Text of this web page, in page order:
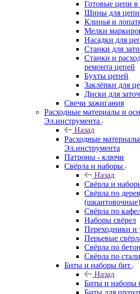
Готовые цепи в
Шины для
Клинья и
Мелки
Насадки для
Станки для
Станки и
ремонта цепей
Бухты цепей
Заклёпки для
Диски для
Свечи зажигания
Расходные материалы и
Эл.инструмента
Назад
Расходные
Эл.инструмента
Патроны - ключи
Свёрла и наборы
Назад
Свёрла и
Свёрла по
(шкантовочные)
Свёрла по
Наборы свёрел
Переходники и
Перьевые
Свёрла по
Свёрла по стали
Биты и наборы бит
Назад
Биты и наборы
Биты для